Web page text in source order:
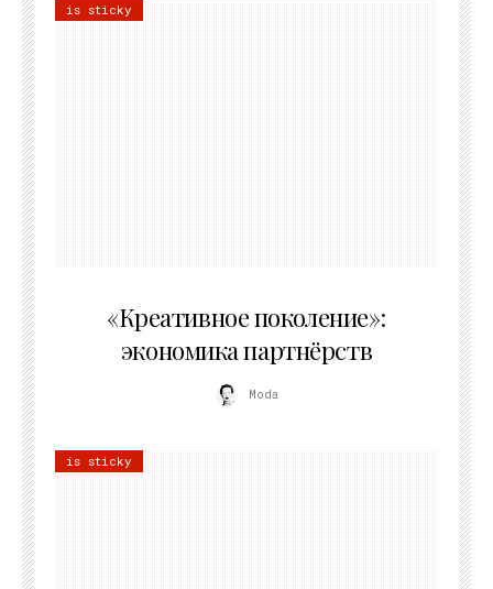
is sticky
«Креативное поколение»:
экономика партнёрств
Moda
is sticky